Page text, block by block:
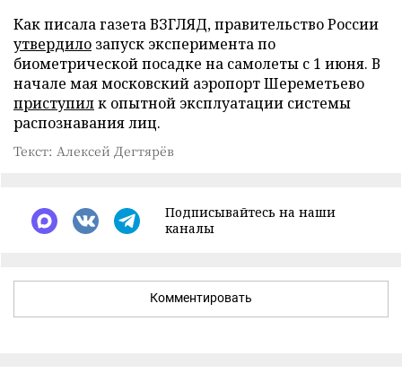
Как писала газета ВЗГЛЯД, правительство России
утвердило запуск эксперимента по
биометрической посадке на самолеты с 1 июня. В
начале мая московский аэропорт Шереметьево
приступилк опытной эксплуатации системы
распознавания лиц.
Текст: Алексей Дегтярёв
Подписывайтесь на наши
каналы
Комментировать